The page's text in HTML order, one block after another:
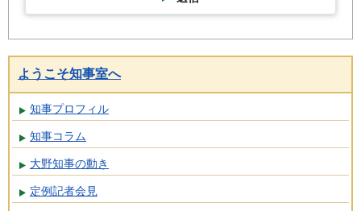
ようこそ知事室へ
知事プロフィル
知事コラム
大野知事の動き
定例記者会見